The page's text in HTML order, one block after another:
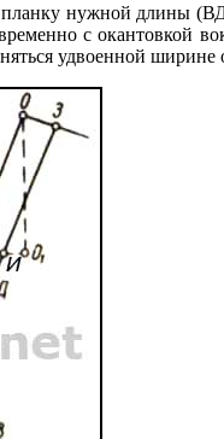
нужной длины
с окантовкой
удвоенной ширине